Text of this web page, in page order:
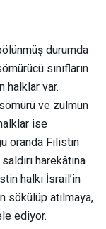
durumda
sınıfların
halklar var.
ve zulmün
ise
oranda Filistin
harekâtına
halkı İsrail’in
sökülüp atılmaya,
ediyor.